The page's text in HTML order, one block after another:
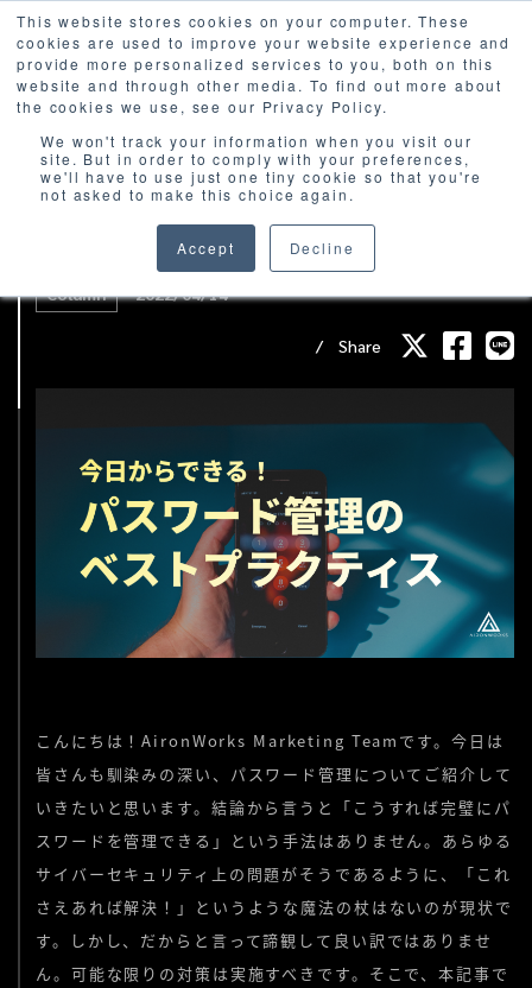
This website stores cookies on your computer. These
cookies are used to improve your website experience and
provide more personalized services to you, both on this
website and through other media. To find out more about
the cookies we use, see our Privacy Policy.
We won't track your information when you visit our
site. But in order to comply with your preferences,
we'll have to use just one tiny cookie so that you're
not asked to make this choice again.
Accept Decline
【今日からできる！】パスワード管理のベス
トプラクティス
Column 2022/04/14
Share
こんにちは！AironWorks Marketing Teamです。今日は
皆さんも馴染みの深い、パスワード管理についてご紹介して
いきたいと思います。結論から言うと「こうすれば完璧にパ
スワードを管理できる」という手法はありません。あらゆる
サイバーセキュリティ上の問題がそうであるように、「これ
さえあれば解決！」というような魔法の杖はないのが現状で
す。しかし、だからと言って諦観して良い訳ではありませ
ん。可能な限りの対策は実施すべきです。そこで、本記事で